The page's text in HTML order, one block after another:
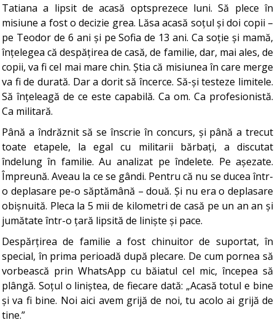
Tatiana a lipsit de acasă optsprezece luni. Să plece în
misiune a fost o decizie grea. Lăsa acasă soțul și doi copii –
pe Teodor de 6 ani și pe Sofia de 13 ani. Ca soție și mamă,
înțelegea că despățirea de casă, de familie, dar, mai ales, de
copii, va fi cel mai mare chin. Știa că misiunea în care merge
va fi de durată. Dar a dorit să încerce. Să-și testeze limitele.
Să înțeleagă de ce este capabilă. Ca om. Ca profesionistă.
Ca militară.
Până a îndrăznit să se înscrie în concurs, și până a trecut
toate etapele, la egal cu militarii bărbați, a discutat
îndelung în familie. Au analizat pe îndelete. Pe așezate.
Împreună. Aveau la ce se gândi. Pentru că nu se ducea într-
o deplasare pe-o săptămână – două. Și nu era o deplasare
obișnuită. Pleca la 5 mii de kilometri de casă pe un an an și
jumătate într-o țară lipsită de liniște și pace.
Despărțirea de familie a fost chinuitor de suportat, în
special, în prima perioadă după plecare. De cum pornea să
vorbească prin WhatsApp cu băiatul cel mic, începea să
plângă. Soțul o liniștea, de fiecare dată: „Acasă totul e bine
și va fi bine. Noi aici avem grijă de noi, tu acolo ai grijă de
tine.”